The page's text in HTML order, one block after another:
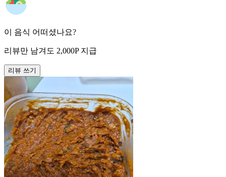
이 음식 어떠셨나요?
리뷰만 남겨도 2,000P 지급
리뷰 쓰기